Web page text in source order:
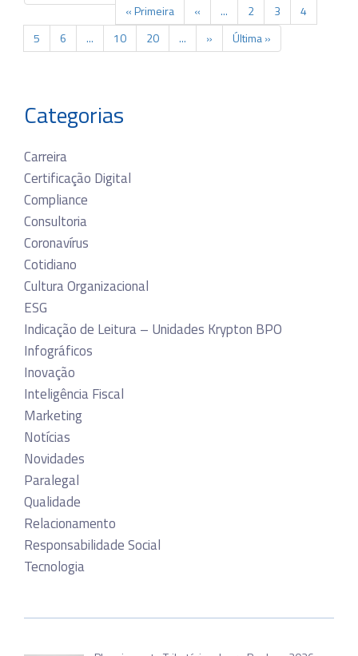
« Primeira
« ... 2 3
4
5
6 ... 10 20 ... » Última »
Categorias
Carreira
Certificação Digital
Compliance
Consultoria
Coronavírus
Cotidiano
Cultura Organizacional
ESG
Indicação de Leitura – Unidades Krypton BPO
Infográficos
Inovação
Inteligência Fiscal
Marketing
Notícias
Novidades
Paralegal
Qualidade
Relacionamento
Responsabilidade Social
Tecnologia